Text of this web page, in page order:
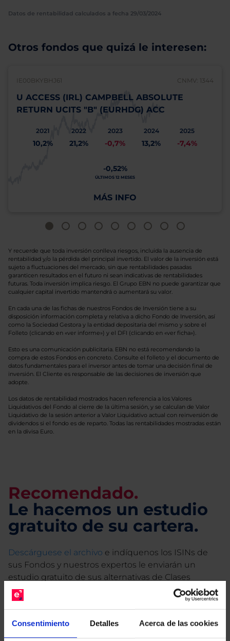
Consentimiento Detalles Acerca de las cookies
Datos de rentabilidad calculados a fecha 29/03/2024
Otros fondos que quizá le interesen:
IE00BKYBHJ61 CNMV: 1344
U ACCESS (IRL) CAMPBELL ABSOLUTE
RETURN UCITS "B" (EURHDG) ACC
2021
10,2%
2022
21,2%
2023
-0,7%
2024
13,2%
2025
-7,4%
-0,52%
ÚLTIMOS 12 MESES
MÁS INFO
Y recuerde que toda inversión conlleva riesgos, incluida la ausencia de
rentabilidad y/o la pérdida del principal invertido. El valor de la inversión está
sujeto a fluctuaciones del mercado, sin que rentabilidades pasadas
garanticen resultados en el futuro ni sean indicativas de rentabilidades
futuras. Toda inversión implica riesgo. El Grupo EBN no puede garantizar que
cualquier capital invertido mantendrá o aumentará su valor.
En cada una de las fichas de nuestros Fondos de Inversión tiene a su
disposición información completa y relativa a dicho Fondo de Inversión, así
como la Sociedad Gestora y la entidad depositaria del mismo y sobre el
Folleto (clicando en «ver informe») y el DFI (clicando en «ver ficha»).
Esto es una comunicación publicitaria. EBN no está recomendando la
compra de estos Fondos en concreto. Consulte el folleto y el documento de
datos fundamentales para el inversor antes de tomar una decisión final de
inversión. El Cliente es responsable de las decisiones de inversión que
adopte.
Los datos de rentabilidad mostrados hacen referencia a los Valores
Liquidativos del Fondo al cierre de la última sesión, y se calculan de Valor
Liquidativo de la sesión anterior a Valor Liquidativo actual con reinversión de
dividendos si el fondo es de reparto. Todas las rentabilidades mostradas están
en la divisa Euro.
Recomendado.
Le hacemos un estudio
gratuito de su cartera.
Descárguese el archivo e indíquenos los ISINs de
sus Fondos y nuestros expertos le enviarán un
estudio gratuito de sus alternativas de Clases
Limpias con las que podrá ahorrar en sus costes.